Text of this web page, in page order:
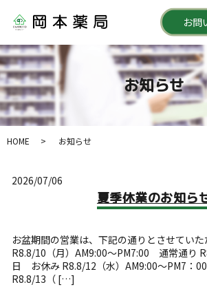
お問
お知らせ
HOME お知らせ
2026/07/06
夏季休業のお知ら
お盆期間の営業は、下記の通りとさせていた
R8.8/10（月）AM9:00～PM7:00 通常通り
日 お休み R8.8/12（水）AM9:00～PM7：
R8.8/13（ […]